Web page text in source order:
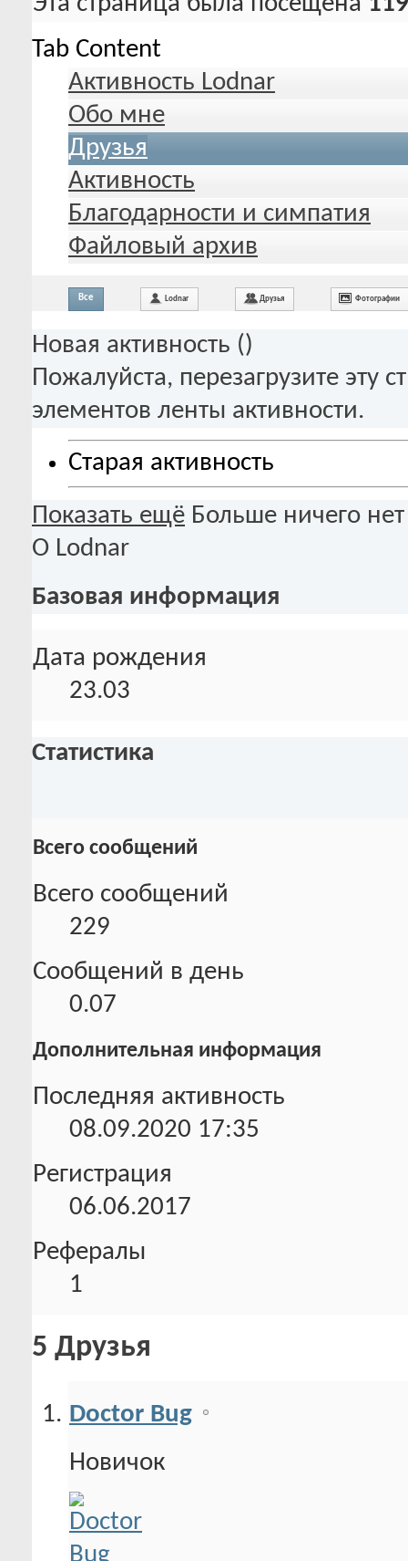
Tab Content
Активность Lodnar
Обо мне
Друзья
Активность
Благодарности и симпатия
Файловый архив
Все Lodnar Друзья Фотографии
Новая активность ()
Пожалуйста, перезагрузите эту
элементов ленты активности.
Старая активность
Показать ещё Больше ничего нет
О Lodnar
Базовая информация
Дата рождения
23.03
Статистика
Всего сообщений
Всего сообщений
229
Сообщений в день
0.07
Дополнительная информация
Последняя активность
08.09.2020 17:35
Регистрация
06.06.2017
Рефералы
1
5 Друзья
Doctor Bug
Новичок